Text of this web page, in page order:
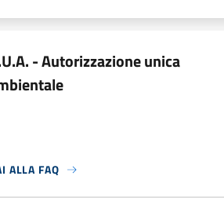
- Autorizzazione unica
ALLA FAQ